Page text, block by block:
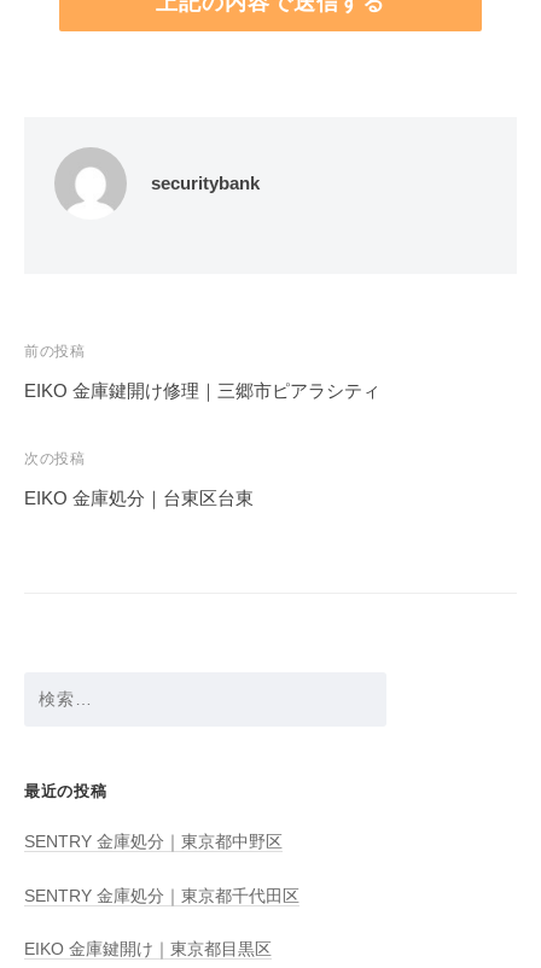
securitybank
投
稿
ビ
ゲ
前の投稿
EIKO 金庫鍵開け修理｜三郷市ピアラシティ
次の投稿
EIKO 金庫処分｜台東区台東
最近の投稿
SENTRY 金庫処分｜東京都中野区
SENTRY 金庫処分｜東京都千代田区
EIKO 金庫鍵開け｜東京都目黒区